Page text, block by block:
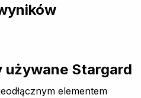
używane Stargard
elementem